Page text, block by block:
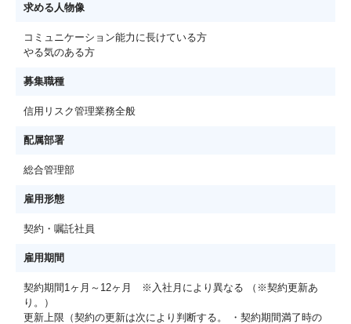
求める人物像
コミュニケーション能力に長けている方
やる気のある方
募集職種
信用リスク管理業務全般
配属部署
総合管理部
雇用形態
契約・嘱託社員
雇用期間
契約期間1ヶ月～12ヶ月 ※入社月により異なる （※契約更新あ
り。）
更新上限（契約の更新は次により判断する。 ・契約期間満了時の